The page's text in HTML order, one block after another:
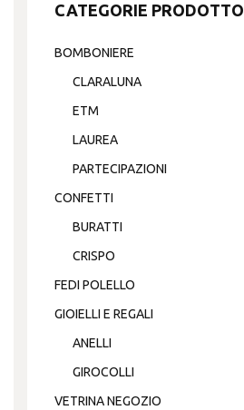
CATEGORIE PRODOTTO
BOMBONIERE
CLARALUNA
ETM
LAUREA
PARTECIPAZIONI
CONFETTI
BURATTI
CRISPO
FEDI POLELLO
GIOIELLI E REGALI
ANELLI
GIROCOLLI
VETRINA NEGOZIO